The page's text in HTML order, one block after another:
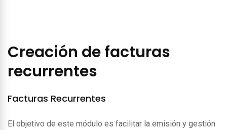
Creación de facturas
recurrentes
Facturas Recurrentes
El objetivo de este módulo es facilitar la emisión y gestión